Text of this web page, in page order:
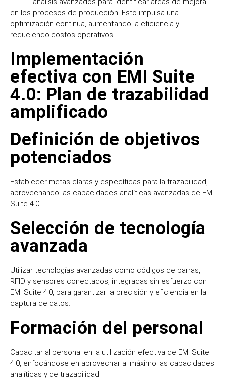
en los procesos de producción. Esto impulsa una
optimización continua, aumentando la eficiencia y
reduciendo costos operativos.
Implementación
efectiva con EMI Suite
4.0: Plan de trazabilidad
amplificado
Definición de objetivos
potenciados
Establecer metas claras y específicas para la trazabilidad,
aprovechando las capacidades analíticas avanzadas de EMI
Suite 4.0.
Selección de tecnología
avanzada
Utilizar tecnologías avanzadas como códigos de barras,
RFID y sensores conectados, integradas sin esfuerzo con
EMI Suite 4.0, para garantizar la precisión y eficiencia en la
captura de datos.
Formación del personal
Capacitar al personal en la utilización efectiva de EMI Suite
4.0, enfocándose en aprovechar al máximo las capacidades
analíticas y de trazabilidad.